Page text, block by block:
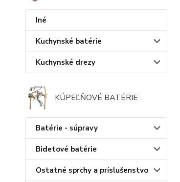
Iné
Kuchynské batérie
Kuchynské drezy
KÚPEĽŇOVÉ BATÉRIE
Batérie - súpravy
Bidetové batérie
Ostatné sprchy a príslušenstvo